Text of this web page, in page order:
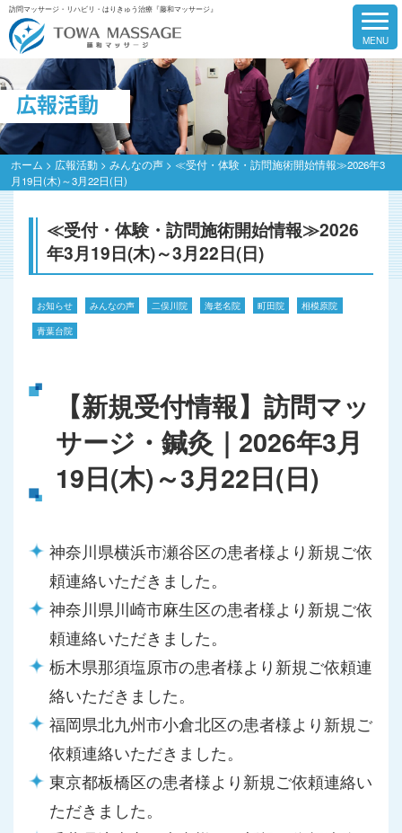
訪問マッサージ・リハビリ・はりきゅう治療『藤和マッサージ』
広報活動
ホーム > 広報活動> みんなの声> ≪受付・体験・訪問施術開始情報≫2026年3
月19日(木)～3月22日(日)
≪受付・体験・訪問施術開始情報≫2026
年3月19日(木)～3月22日(日)
お知らせ みんなの声 二俣川院 海老名院 町田院
相模原院
青葉台院
【新規受付情報】訪問マッ
サージ・鍼灸｜2026年3月
19日(木)～3月22日(日)
神奈川県横浜市瀬谷区の患者様より新規ご依
頼連絡いただきました。
神奈川県川崎市麻生区の患者様より新規ご依
頼連絡いただきました。
栃木県那須塩原市の患者様より新規ご依頼連
絡いただきました。
福岡県北九州市小倉北区の患者様より新規ご
依頼連絡いただきました。
東京都板橋区の患者様より新規ご依頼連絡い
ただきました。